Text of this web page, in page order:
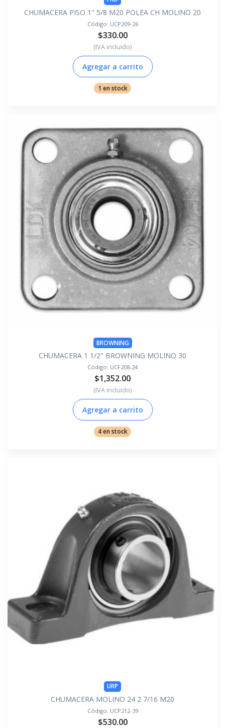
CHUMACERA PISO 1" 5/8 M20 POLEA CH MOLINO 20
Código: UCP209-26
$330.00
(IVA incluido)
Agregar a carrito
1 en stock
BROWNING
CHUMACERA 1 1/2" BROWNING MOLINO 30
Código: UCF208-24
$1,352.00
(IVA incluido)
Agregar a carrito
4 en stock
URP
CHUMACERA MOLINO 24 2 7/16 M20
Código: UCP212-39
$530.00